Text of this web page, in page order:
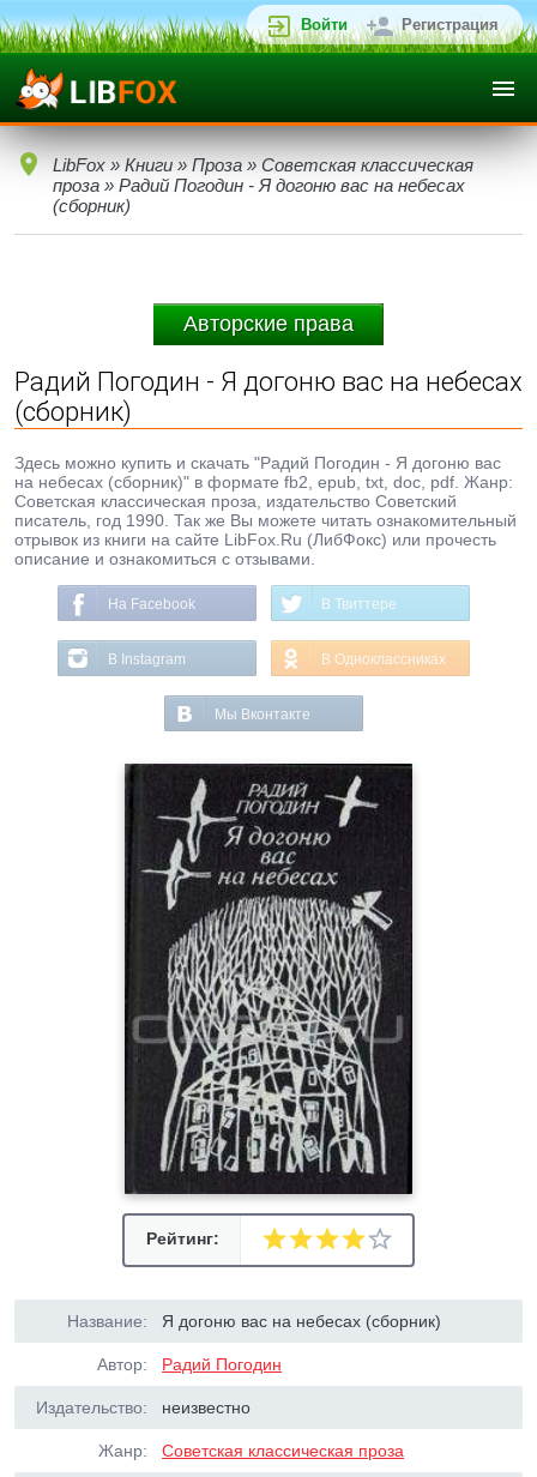
Войти Регистрация
LibFox » Книги » Проза » Советская классическая
проза » Радий Погодин - Я догоню вас на небесах
(сборник)
Авторские права
Радий Погодин - Я догоню вас на небесах
(сборник)
Здесь можно купить и скачать "Радий Погодин - Я догоню вас
на небесах (сборник)" в формате fb2, epub, txt, doc, pdf. Жанр:
Советская классическая проза, издательство Советский
писатель, год 1990. Так же Вы можете читать ознакомительный
отрывок из книги на сайте LibFox.Ru (ЛибФокс) или прочесть
описание и ознакомиться с отзывами.
На Facebook В Твиттере
В Instagram В Одноклассниках
Мы Вконтакте
Рейтинг:
Название: Я догоню вас на небесах (сборник)
Автор: Радий Погодин
Издательство: неизвестно
Жанр: Советская классическая проза